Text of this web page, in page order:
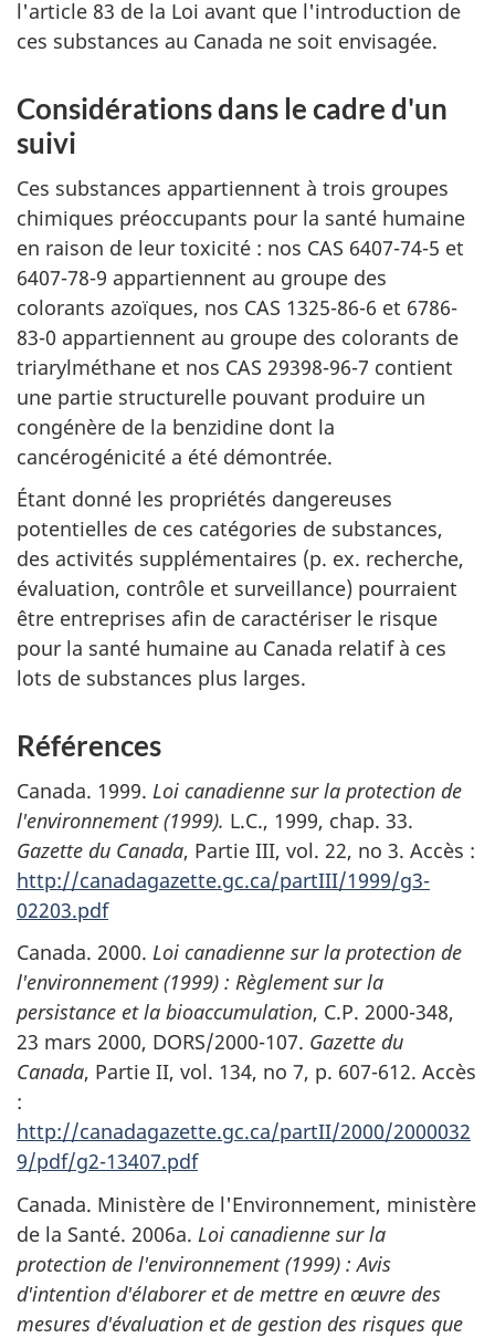
l'article 83 de la Loi avant que l'introduction de
ces substances au Canada ne soit envisagée.
Considérations dans le cadre d'un
suivi
Ces substances appartiennent à trois groupes
chimiques préoccupants pour la santé humaine
en raison de leur toxicité : nos CAS 6407-74-5 et
6407-78-9 appartiennent au groupe des
colorants azoïques, nos CAS 1325-86-6 et 6786-
83-0 appartiennent au groupe des colorants de
triarylméthane et nos CAS 29398-96-7 contient
une partie structurelle pouvant produire un
congénère de la benzidine dont la
cancérogénicité a été démontrée.
Étant donné les propriétés dangereuses
potentielles de ces catégories de substances,
des activités supplémentaires (p. ex. recherche,
évaluation, contrôle et surveillance) pourraient
être entreprises afin de caractériser le risque
pour la santé humaine au Canada relatif à ces
lots de substances plus larges.
Références
Canada. 1999. Loi canadienne sur la protection de
l'environnement (1999). L.C., 1999, chap. 33.
Gazette du Canada, Partie III, vol. 22, no 3. Accès :
http://canadagazette.gc.ca/partIII/1999/g3-
02203.pdf
Canada. 2000. Loi canadienne sur la protection de
l'environnement (1999) : Règlement sur la
persistance et la bioaccumulation, C.P. 2000-348,
23 mars 2000, DORS/2000-107. Gazette du
Canada, Partie II, vol. 134, no 7, p. 607-612. Accès
:
http://canadagazette.gc.ca/partII/2000/2000032
9/pdf/g2-13407.pdf
Canada. Ministère de l'Environnement, ministère
de la Santé. 2006a. Loi canadienne sur la
protection de l'environnement (1999) : Avis
d'intention d'élaborer et de mettre en œuvre des
mesures d'évaluation et de gestion des risques que